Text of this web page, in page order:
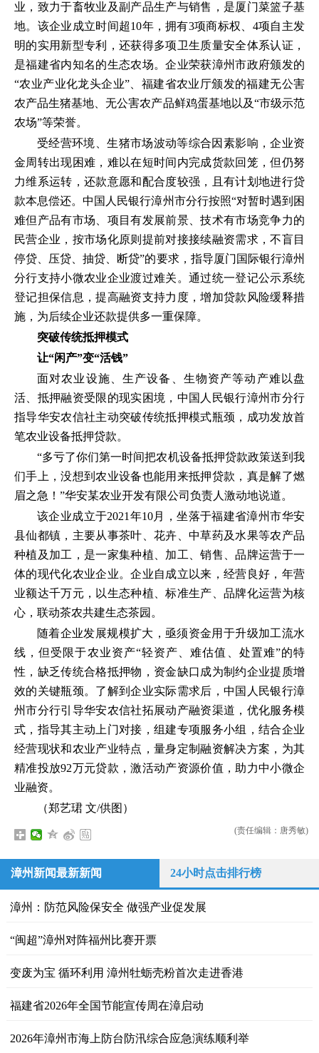
业，致力于畜牧业及副产品生产与销售，是厦门菜篮子基
地。该企业成立时间超10年，拥有3项商标权、4项自主发
明的实用新型专利，还获得多项卫生质量安全体系认证，
是福建省内知名的生态农场。企业荣获漳州市政府颁发的
“农业产业化龙头企业”、福建省农业厅颁发的福建无公害
农产品生猪基地、无公害农产品鲜鸡蛋基地以及“市级示范
农场”等荣誉。
受经营环境、生猪市场波动等综合因素影响，企业资
金周转出现困难，难以在短时间内完成货款回笼，但仍努
力维系运转，还款意愿和配合度较强，且有计划地进行贷
款本息偿还。中国人民银行漳州市分行按照“对暂时遇到困
难但产品有市场、项目有发展前景、技术有市场竞争力的
民营企业，按市场化原则提前对接接续融资需求，不盲目
停贷、压贷、抽贷、断贷”的要求，指导厦门国际银行漳州
分行支持小微农业企业渡过难关。通过统一登记公示系统
登记担保信息，提高融资支持力度，增加贷款风险缓释措
施，为后续企业还款提供多一重保障。
突破传统抵押模式
让“闲产”变“活钱”
面对农业设施、生产设备、生物资产等动产难以盘
活、抵押融资受限的现实困境，中国人民银行漳州市分行
指导华安农信社主动突破传统抵押模式瓶颈，成功发放首
笔农业设备抵押贷款。
“多亏了你们第一时间把农机设备抵押贷款政策送到我
们手上，没想到农业设备也能用来抵押贷款，真是解了燃
眉之急！”华安某农业开发有限公司负责人激动地说道。
该企业成立于2021年10月，坐落于福建省漳州市华安
县仙都镇，主要从事茶叶、花卉、中草药及水果等农产品
种植及加工，是一家集种植、加工、销售、品牌运营于一
体的现代化农业企业。企业自成立以来，经营良好，年营
业额达千万元，以生态种植、标准生产、品牌化运营为核
心，联动茶农共建生态茶园。
随着企业发展规模扩大，亟须资金用于升级加工流水
线，但受限于农业资产“轻资产、难估值、处置难”的特
性，缺乏传统合格抵押物，资金缺口成为制约企业提质增
效的关键瓶颈。了解到企业实际需求后，中国人民银行漳
州市分行引导华安农信社拓展动产融资渠道，优化服务模
式，指导其主动上门对接，组建专项服务小组，结合企业
经营现状和农业产业特点，量身定制融资解决方案，为其
精准投放92万元贷款，激活动产资源价值，助力中小微企
业融资。
（郑艺珺 文/供图）
(责任编辑：唐秀敏)
漳州新闻最新新闻 24小时点击排行榜
漳州：防范风险保安全 做强产业促发展
“闽超”漳州对阵福州比赛开票
变废为宝 循环利用 漳州牡蛎壳粉首次走进香港
福建省2026年全国节能宣传周在漳启动
2026年漳州市海上防台防汛综合应急演练顺利举